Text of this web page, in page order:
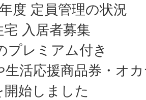
度 定員管理の状況
宅 入居者募集
プレミアム付き
生活応援商品券・オ
開始しました